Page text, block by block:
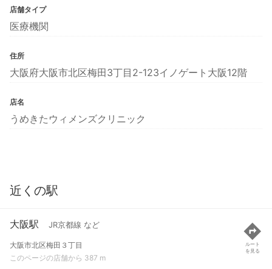
店舗タイプ
医療機関
住所
大阪府大阪市北区梅田3丁目2-123イノゲート大阪12階
店名
うめきたウィメンズクリニック
近くの駅
大阪駅 JR京都線 など
大阪市北区梅田３丁目
このページの店舗から 387 m
ルート
を見る